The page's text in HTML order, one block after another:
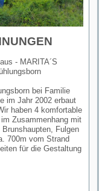
- MARITA´S
bei Familie
im Jahr 2002 erbaut
haben 4 komfortable
Zusammenhang mit
Fulgen
700m vom Strand
für die Gestaltung